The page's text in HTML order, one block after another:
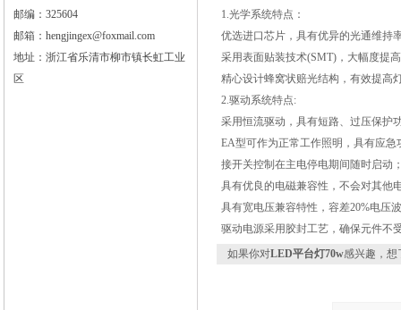
邮编：325604
邮箱：hengjingex@foxmail.com
地址：浙江省乐清市柳市镇长虹工业
区
1.光学系统特点：
优选进口芯片，具有优异的光通维持
采用表面贴装技术(SMT)，大幅度提
精心设计蜂窝状赔光结构，有效提高
2.驱动系统特点:
采用恒流驱动，具有短路、过压保护
EA型可作为正常工作照明，具有应
接开关控制在主电停电期间随时启动
具有优良的电磁兼容性，不会对其他
具有宽电压兼容特性，容差20%电压
驱动电源采用胶封工艺，确保元件不
如果你对LED平台灯70w感兴趣，想